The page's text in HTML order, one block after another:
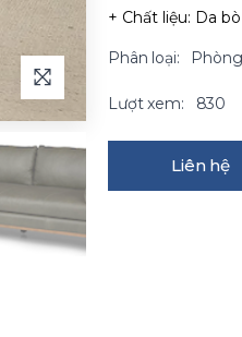
+ Chất liệu: Da
Phân loại:
Lượt xem: 830
Liên hệ